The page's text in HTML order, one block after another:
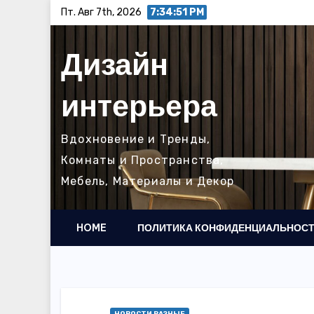
содержимому
Пт. Авг 7th, 2026 7:34:53 PM
Дизайн
интерьера
Вдохновение и Тренды,
Комнаты и Пространства,
Мебель, Материалы и Декор
HOME ПОЛИТИКА